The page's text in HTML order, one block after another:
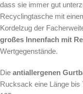
dass sie immer gut
Recyclingtasche mit
Kordelzug der
großes Innenfach mit
Wertgegenstände.
Die antiallergenen
Rucksack eine Länge bis